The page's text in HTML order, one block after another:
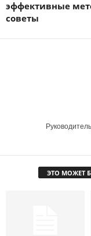
эффективные
советы
ЭТО МОЖЕТ